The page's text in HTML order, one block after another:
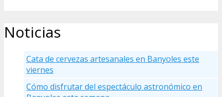
Noticias
Cata de cervezas artesanales en Banyoles este
viernes
Cómo disfrutar del espectáculo astronómico en